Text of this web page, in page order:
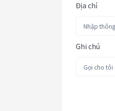
Địa chỉ
Ghi chú